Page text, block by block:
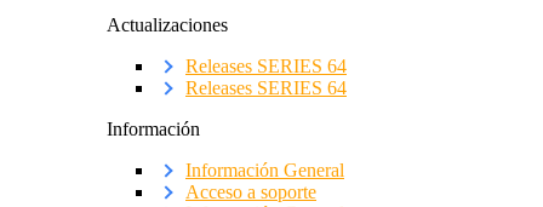
Actualizaciones
Releases SERIES 64
Releases SERIES 64
Información
Información General
Acceso a soporte